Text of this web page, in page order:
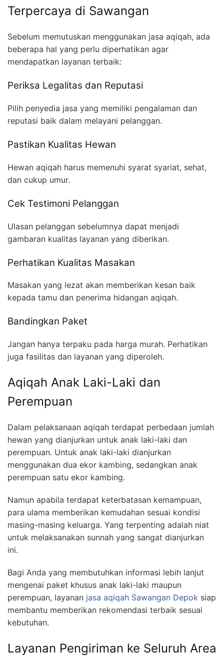
Terpercaya di Sawangan
Sebelum memutuskan menggunakan jasa aqiqah, ada
beberapa hal yang perlu diperhatikan agar
mendapatkan layanan terbaik:
Periksa Legalitas dan Reputasi
Pilih penyedia jasa yang memiliki pengalaman dan
reputasi baik dalam melayani pelanggan.
Pastikan Kualitas Hewan
Hewan aqiqah harus memenuhi syarat syariat, sehat,
dan cukup umur.
Cek Testimoni Pelanggan
Ulasan pelanggan sebelumnya dapat menjadi
gambaran kualitas layanan yang diberikan.
Perhatikan Kualitas Masakan
Masakan yang lezat akan memberikan kesan baik
kepada tamu dan penerima hidangan aqiqah.
Bandingkan Paket
Jangan hanya terpaku pada harga murah. Perhatikan
juga fasilitas dan layanan yang diperoleh.
Aqiqah Anak Laki-Laki dan
Perempuan
Dalam pelaksanaan aqiqah terdapat perbedaan jumlah
hewan yang dianjurkan untuk anak laki-laki dan
perempuan. Untuk anak laki-laki dianjurkan
menggunakan dua ekor kambing, sedangkan anak
perempuan satu ekor kambing.
Namun apabila terdapat keterbatasan kemampuan,
para ulama memberikan kemudahan sesuai kondisi
masing-masing keluarga. Yang terpenting adalah niat
untuk melaksanakan sunnah yang sangat dianjurkan
ini.
Bagi Anda yang membutuhkan informasi lebih lanjut
mengenai paket khusus anak laki-laki maupun
perempuan, layanan jasa aqiqah Sawangan Depok siap
membantu memberikan rekomendasi terbaik sesuai
kebutuhan.
Layanan Pengiriman ke Seluruh Area